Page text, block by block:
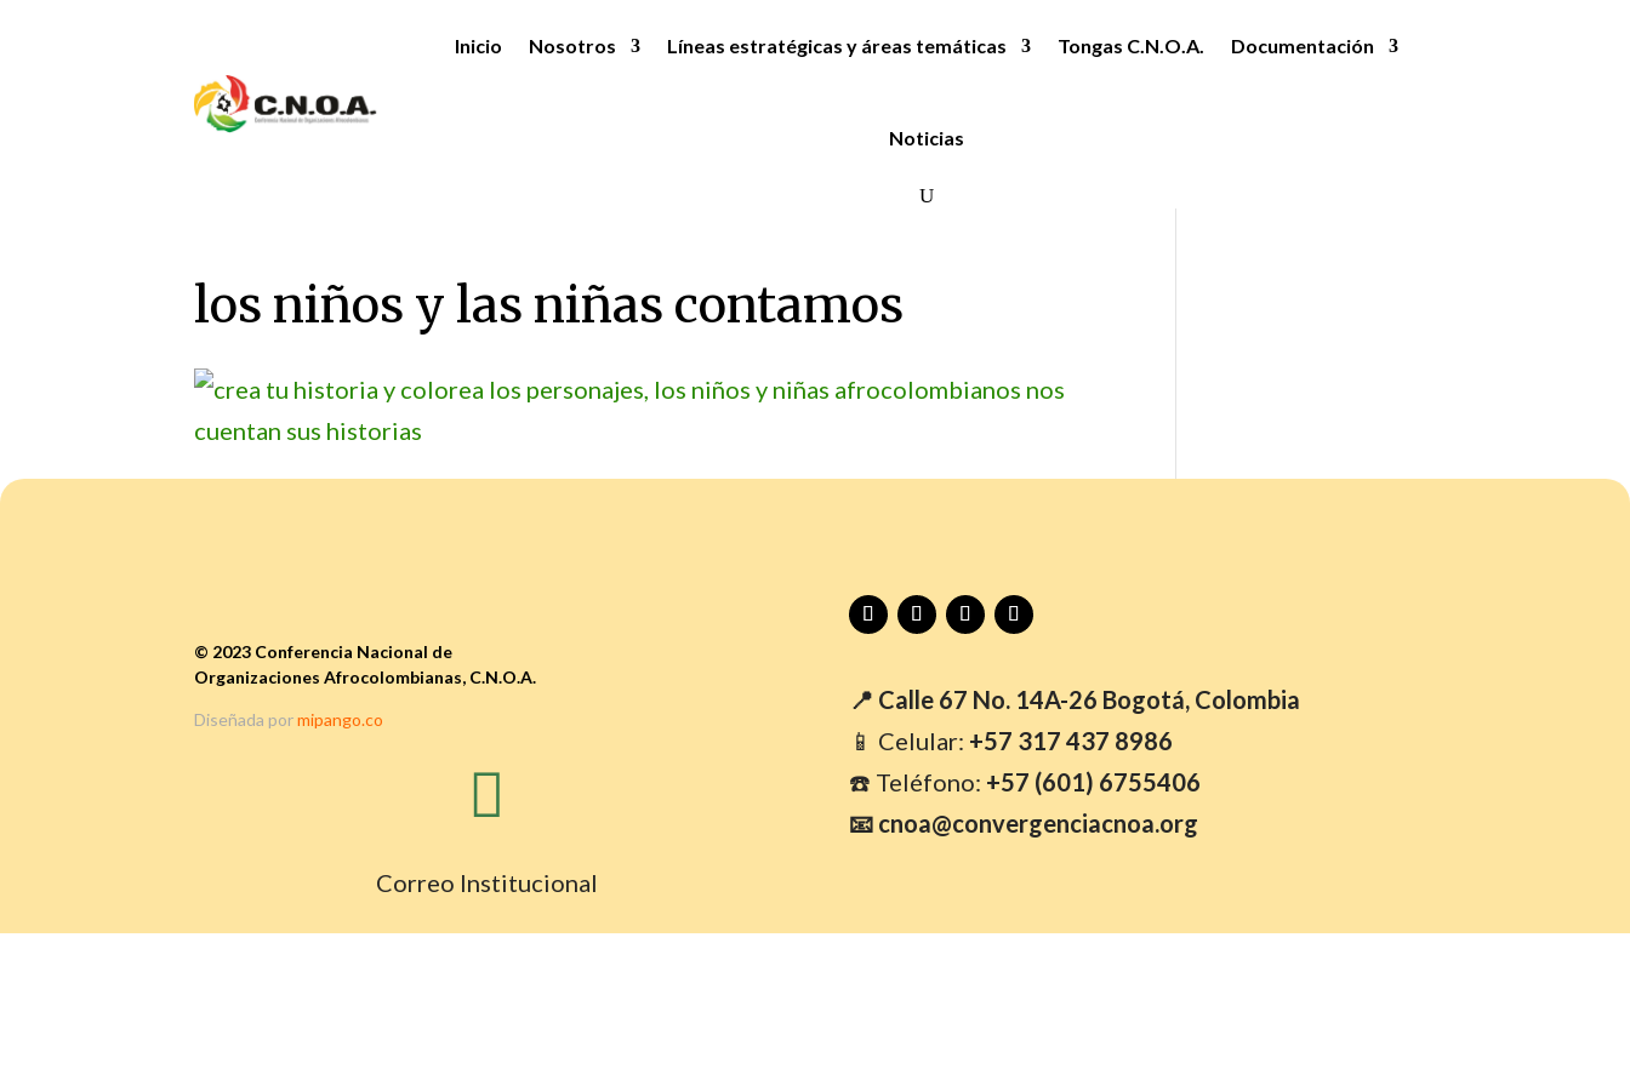
Inicio Nosotros Líneas estratégicas y áreas temáticas Tongas C.N.O.A. Documentación
Noticias
los niños y las niñas contamos
© 2023 Conferencia Nacional de
Organizaciones Afrocolombianas, C.N.O.A.
Diseñada pormipango.co

Correo Institucional
📍 Calle 67 No. 14A-26 Bogotá, Colombia
📱 Celular: +57 317 437 8986
☎️ Teléfono: +57 (601) 6755406
📧 cnoa@convergenciacnoa.org